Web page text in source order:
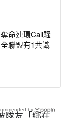
命連環Call騷
聯盟有1共識
by